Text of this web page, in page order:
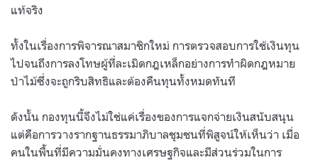
แท้จริง
ทั้งในเรื่องการพิจารณาสมาชิกใหม่ การตรวจสอบการใช้เงินทุน
ไปจนถึงการลงโทษผู้ที่ละเมิดกฎเหล็กอย่างการทำผิดกฎหมาย
ป่าไม้ซึ่งจะถูกริบสิทธิและต้องคืนทุนทั้งหมดทันที
ดังนั้น กองทุนนี้จึงไม่ใช่แค่เรื่องของการแจกจ่ายเงินสนับสนุน
แต่คือการวางรากฐานธรรมาภิบาลชุมชนที่พิสูจน์ให้เห็นว่า เมื่อ
คนในพื้นที่มีความมั่นคงทางเศรษฐกิจและมีส่วนร่วมในการ